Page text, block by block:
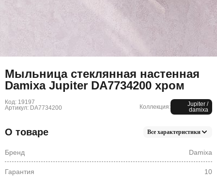
Мыльница стеклянная настенная
Damixa Jupiter DA7734200 хром
Код: 19197
Артикул: DA7734200
Коллекция:
Jupiter /
damixa
О товаре Все характеристики
Бренд Damixa
Гарантия 10